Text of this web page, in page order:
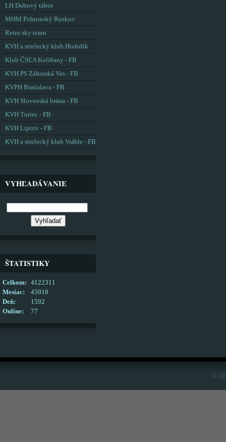
LH Dobový tábor
MHM Pohronský Ruskov
Retro sky team
KVH a strelecký klub Hodošík
Klub ČSĽA Kolíňany - FB
KVH PS Záhorská Ves - FB
KVPH Bratislava - FB
KVH Slovenská brána - FB
KVH Turiec - FB
KVH Liptov - FB
KVH a strelecký klub Vráble - FB
VYHĽADÁVANIE
ŠTATISTIKY
Online: 77
Celkom:
4122311
Mesiac:
45918
Deň:
1592
©